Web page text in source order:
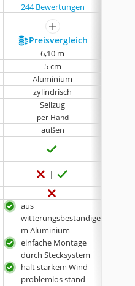
244 Bewertungen
mehr anzeigen
Preis­vergleich
6,10 m
5 cm
Aluminium
zylindrisch
Seilzug
per Hand
außen
aus
witterungsbeständige
m Aluminium
einfache Montage
durch Stecksystem
hält starkem Wind
problemlos stand